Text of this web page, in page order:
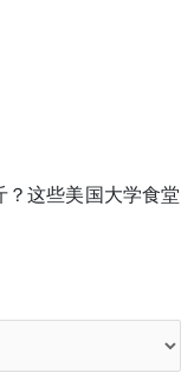
？这些美国大学食堂